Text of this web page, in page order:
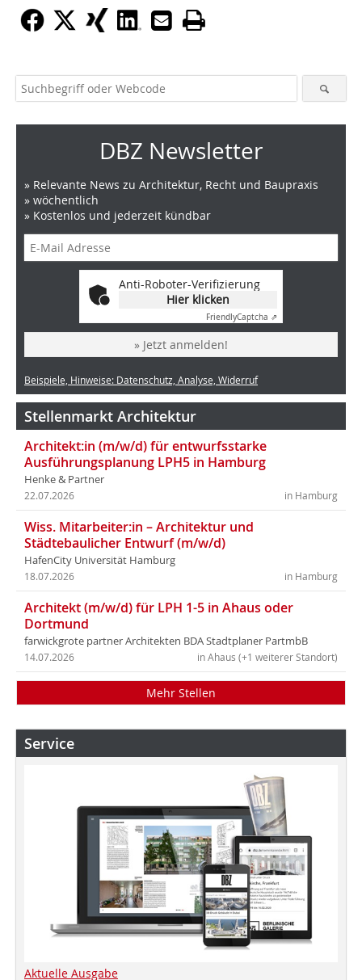
DBZ Newsletter
» Relevante News zu Architektur, Recht und Baupraxis
» wöchentlich
» Kostenlos und jederzeit kündbar
Anti-Roboter-Verifizierung
Hier klicken
FriendlyCaptcha ⇗
» Jetzt anmelden!
Beispiele, Hinweise: Datenschutz, Analyse, Widerruf
Stellenmarkt Architektur
Architekt:in (m/w/d) für entwurfsstarke
Ausführungsplanung LPH5 in Hamburg
Henke & Partner
in Hamburg
22.07.2026
Wiss. Mitarbeiter:in – Architektur und
Städtebaulicher Entwurf (m/w/d)
HafenCity Universität Hamburg
in Hamburg
18.07.2026
Architekt (m/w/d) für LPH 1-5 in Ahaus oder
Dortmund
farwickgrote partner Architekten BDA Stadtplaner PartmbB
in Ahaus (+1 weiterer Standort)
14.07.2026
Mehr Stellen
Service
Aktuelle Ausgabe